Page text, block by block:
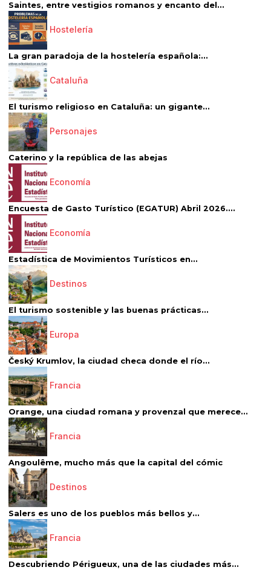
Saintes, entre vestigios romanos y encanto del...
Hostelería
La gran paradoja de la hostelería española:...
Cataluña
El turismo religioso en Cataluña: un gigante...
Personajes
Caterino y la república de las abejas
Economía
Encuesta de Gasto Turístico (EGATUR) Abril 2026....
Economía
Estadística de Movimientos Turísticos en...
Destinos
El turismo sostenible y las buenas prácticas...
Europa
Český Krumlov, la ciudad checa donde el río...
Francia
Orange, una ciudad romana y provenzal que merece...
Francia
Angoulême, mucho más que la capital del cómic
Destinos
Salers es uno de los pueblos más bellos y...
Francia
Descubriendo Périgueux, una de las ciudades más...